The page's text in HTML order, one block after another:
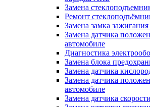
Замена
Ремонт
Замена замка
Замена датчика
автомобиле
Диагностика
Замена блока
Замена датчика
Замена датчика
автомобиле
Замена датчика